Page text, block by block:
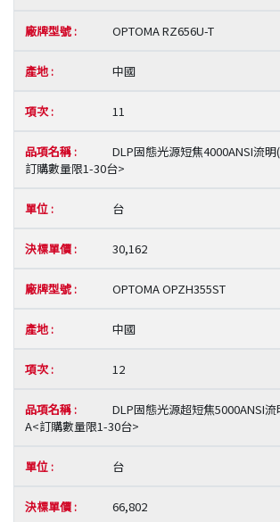
OPTOMA RZ656U-T
中國
11
DLP固態光源短焦4000ANSI流
訂購數量限1-30台>
台
30,162
OPTOMA OPZH355ST
中國
12
DLP固態光源超短焦5000ANSI流
A<訂購數量限1-30台>
台
66,802